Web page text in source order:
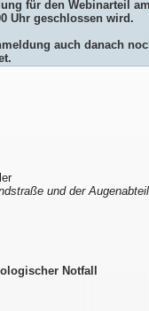
für den Webinarteil
Uhr geschlossen wird.
auch danach
und der
Notfall